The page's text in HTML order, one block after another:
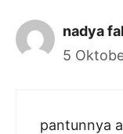
nadya
5
pantunnya